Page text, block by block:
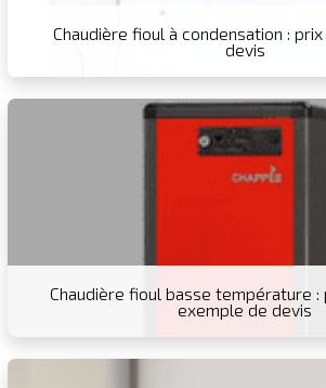
Chaudière fioul à condensation :
devis
Chaudière fioul basse température :
exemple de devis